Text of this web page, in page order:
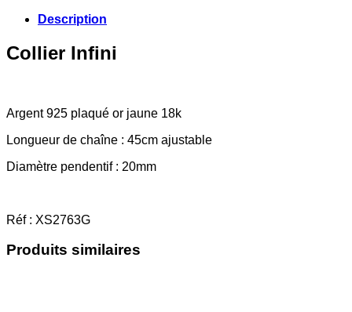
Description
Collier Infini
Argent 925 plaqué or jaune 18k
Longueur de chaîne : 45cm ajustable
Diamètre pendentif : 20mm
Réf : XS2763G
Produits similaires